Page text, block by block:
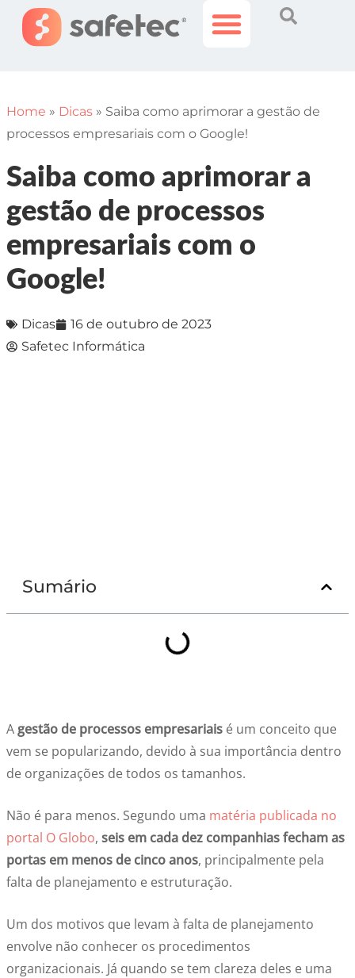
Home » Dicas » Saiba como aprimorar a gestão de
processos empresariais com o Google!
Saiba como aprimorar a
gestão de processos
empresariais com o
Google!
Dicas
16 de outubro de 2023
Safetec Informática
Sumário
Agestão de processos empresariais é um conceito que
vem se popularizando, devido à sua importância dentro
de organizações de todos os tamanhos.
Não é para menos. Segundo uma matéria publicada no
portal O Globo, seis em cada dez companhias fecham as
portas em menos de cinco anos, principalmente pela
falta de planejamento e estruturação.
Um dos motivos que levam à falta de planejamento
envolve não conhecer os procedimentos
organizacionais. Já quando se tem clareza deles e uma